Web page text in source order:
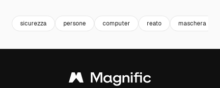
sicurezza persone computer reato maschera